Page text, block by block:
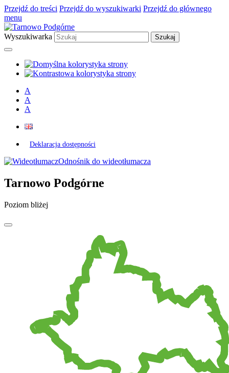
Przejdź do treści Przejdź do wyszukiwarki Przejdź do głównego
menu
Wyszukiwarka
A
A
A
Deklaracja dostępności
Odnośnik do wideotłumacza
Tarnowo Podgórne
Poziom bliżej